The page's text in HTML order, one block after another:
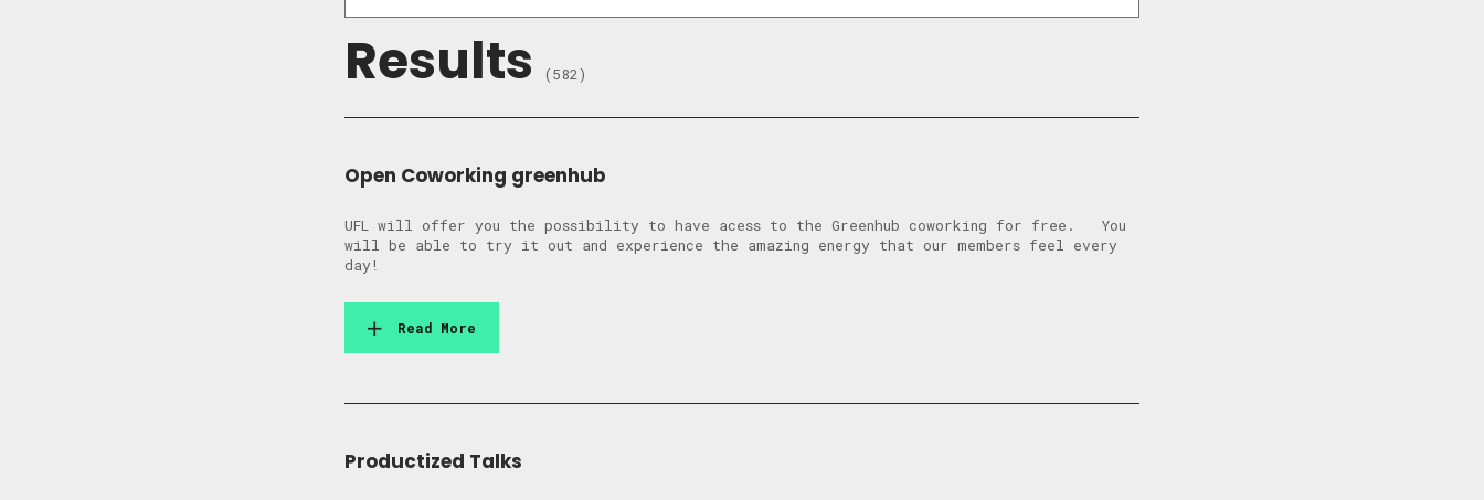
Results (582)
Open Coworking greenhub
UFL will offer you the possibility to have acess to the Greenhub coworking for free. You
will be able to try it out and experience the amazing energy that our members feel every
day!
Read More
Productized Talks